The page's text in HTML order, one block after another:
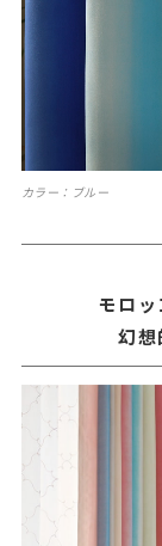
カラー：ブルー
モロ
幻想